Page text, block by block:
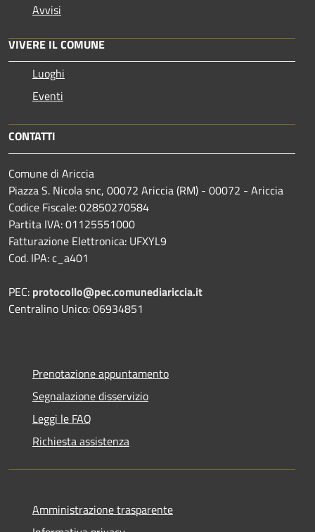
Avvisi
VIVERE IL COMUNE
Luoghi
Eventi
CONTATTI
Comune di Ariccia
Piazza S. Nicola snc, 00072 Ariccia (RM) - 00072 - Ariccia
Codice Fiscale: 02850270584
Partita IVA: 01125551000
Fatturazione Elettronica: UFXYL9
Cod. IPA: c_a401
PEC: protocollo@pec.comunediariccia.it
Centralino Unico: 06934851
Prenotazione appuntamento
Segnalazione disservizio
Leggi le FAQ
Richiesta assistenza
Amministrazione trasparente